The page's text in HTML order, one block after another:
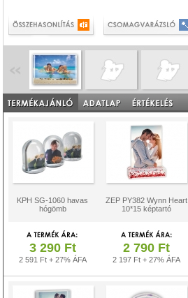
KPH SG-1060 havas
hógömb
ZEP PY382 Wynn Heart
10*15 képtartó
3 290 Ft
2 591 Ft + 27% ÁFA
2 790 Ft
2 197 Ft + 27% ÁFA